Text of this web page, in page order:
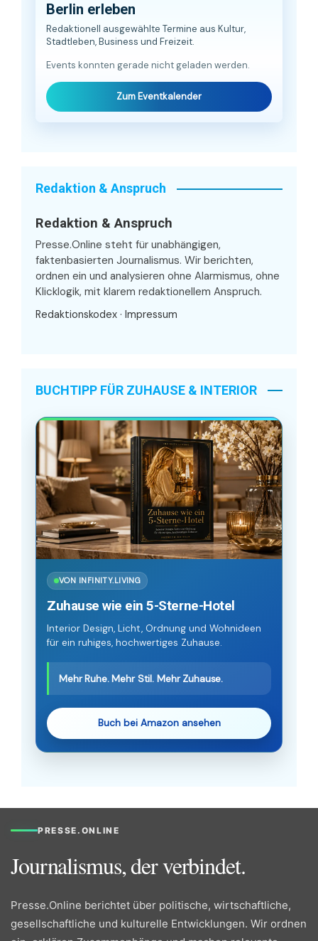
Berlin erleben
Redaktionell ausgewählte Termine aus Kultur,
Stadtleben, Business und Freizeit.
Events konnten gerade nicht geladen werden.
Zum Eventkalender
Redaktion & Anspruch
Redaktion & Anspruch
Presse.Online steht für unabhängigen,
faktenbasierten Journalismus. Wir berichten,
ordnen ein und analysieren ohne Alarmismus, ohne
Klicklogik, mit klarem redaktionellem Anspruch.
Redaktionskodex · Impressum
BUCHTIPP FÜR ZUHAUSE & INTERIOR
VON INFINITY.LIVING
Zuhause wie ein 5-Sterne-Hotel
Interior Design, Licht, Ordnung und Wohnideen
für ein ruhiges, hochwertiges Zuhause.
Mehr Ruhe. Mehr Stil. Mehr Zuhause.
Buch bei Amazon ansehen
PRESSE.ONLINE
Journalismus, der verbindet.
Presse.Online berichtet über politische, wirtschaftliche,
gesellschaftliche und kulturelle Entwicklungen. Wir ordnen